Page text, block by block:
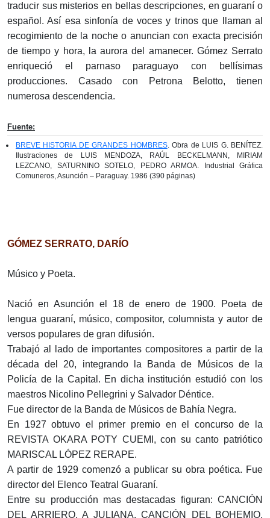
traducir sus misterios en bellas descripciones, en guaraní o
español. Así esa sinfonía de voces y trinos que llaman al
recogimiento de la noche o anuncian con exacta precisión
de tiempo y hora, la aurora del amanecer. Gómez Serrato
enriqueció el parnaso paraguayo con bellísimas
producciones. Casado con Petrona Belotto, tienen
numerosa descendencia.
Fuente:
BREVE HISTORIA DE GRANDES HOMBRES. Obra de LUIS G. BENÍTEZ.
Ilustraciones de LUIS MENDOZA, RAÚL BECKELMANN, MIRIAM
LEZCANO, SATURNINO SOTELO, PEDRO ARMOA. Industrial Gráfica
Comuneros, Asunción – Paraguay. 1986 (390 páginas)
GÓMEZ SERRATO, DARÍO
Músico y Poeta.
Nació en Asunción el 18 de enero de 1900. Poeta de
lengua guaraní, músico, compositor, columnista y autor de
versos populares de gran difusión.
Trabajó al lado de importantes compositores a partir de la
década del 20, integrando la Banda de Músicos de la
Policía de la Capital. En dicha institución estudió con los
maestros Nicolino Pellegrini y Salvador Déntice.
Fue director de la Banda de Músicos de Bahía Negra.
En 1927 obtuvo el primer premio en el concurso de la
REVISTA OKARA POTY CUEMI, con su canto patriótico
MARISCAL LÓPEZ RERAPE.
A partir de 1929 comenzó a publicar su obra poética. Fue
director del Elenco Teatral Guaraní.
Entre su producción mas destacadas figuran: CANCIÓN
DEL ARRIERO, A JULIANA, CANCIÓN DEL BOHEMIO,